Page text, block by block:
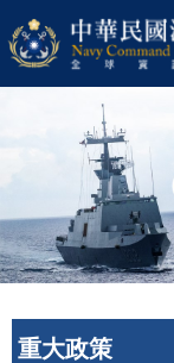
重大政策